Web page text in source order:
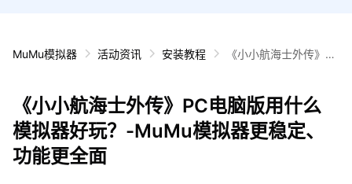
MuMu模拟器 活动资讯 安装教程
《小小航海士外传》P
稳定、功能更全面
《小小航海士外传》PC电脑版用什么
模拟器好玩？-MuMu模拟器更稳定、
功能更全面